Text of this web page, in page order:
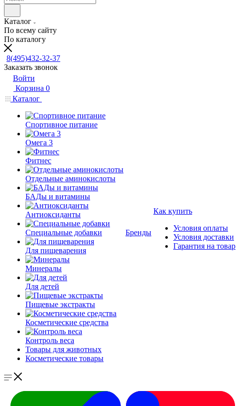
Каталог
По всему сайту
По каталогу
8(495)432-32-37
Заказать звонок
Войти
Корзина 0
Каталог
Спортивное питание
Омега 3
Фитнес
Отдельные аминокислоты
БАДы и витамины
Антиоксиданты
Специальные добавки
Для пищеварения
Минералы
Для детей
Пищевые экстракты
Косметические средства
Контроль веса
Товары для животных
Косметические товары
Бренды
Как купить
Условия оплаты
Условия доставки
Гарантия на товар